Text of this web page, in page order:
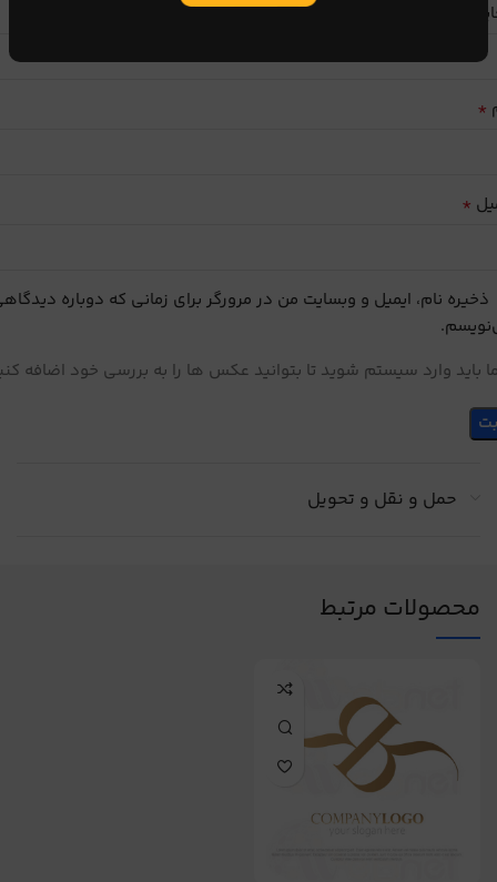
*
*
ذخیره نام، ایمیل و وبسایت من در مرورگر برای زمانی که دوباره
باید وارد سیستم شوید تا بتوانید عکس ها را به بررسی خود اضافه
حمل و نقل و تحویل
محصولات مرتبط